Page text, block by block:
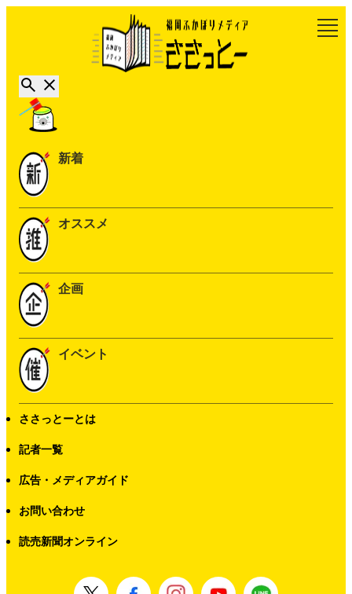
新着
オススメ
企画
イベント
ささっとーとは
記者一覧
広告・メディアガイド
お問い合わせ
読売新聞オンライン